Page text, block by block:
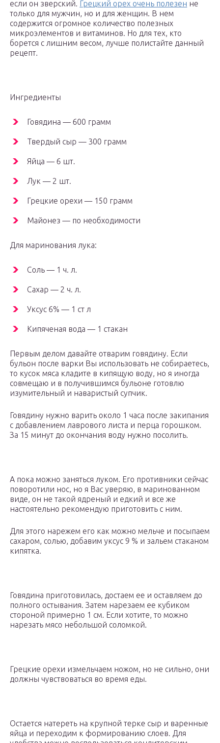
если он зверский. Грецкий орех очень полезен не
только для мужчин, но и для женщин. В нем
содержится огромное количество полезных
микроэлементов и витаминов. Но для тех, кто
борется с лишним весом, лучше полистайте данный
рецепт.
Ингредиенты
Говядина — 600 грамм
Твердый сыр — 300 грамм
Яйца — 6 шт.
Лук — 2 шт.
Грецкие орехи — 150 грамм
Майонез — по необходимости
Для маринования лука:
Соль — 1 ч. л.
Сахар — 2 ч. л.
Уксус 6% — 1 ст л
Кипяченая вода — 1 стакан
Первым делом давайте отварим говядину. Если
бульон после варки Вы использовать не собираетесь,
то кусок мяса кладите в кипящую воду, но я иногда
совмещаю и в получившимся бульоне готовлю
изумительный и наваристый супчик.
Говядину нужно варить около 1 часа после закипания
с добавлением лаврового листа и перца горошком.
За 15 минут до окончания воду нужно посолить.
А пока можно заняться луком. Его противники сейчас
поворотили нос, но я Вас уверяю, в маринованном
виде, он не такой ядреный и едкий и все же
настоятельно рекомендую приготовить с ним.
Для этого нарежем его как можно мельче и посыпаем
сахаром, солью, добавим уксус 9 % и зальем стаканом
кипятка.
Говядина приготовилась, достаем ее и оставляем до
полного остывания. Затем нарезаем ее кубиком
стороной примерно 1 см. Если хотите, то можно
нарезать мясо небольшой соломкой.
Грецкие орехи измельчаем ножом, но не сильно, они
должны чувствоваться во время еды.
Остается натереть на крупной терке сыр и варенные
яйца и переходим к формированию слоев. Для